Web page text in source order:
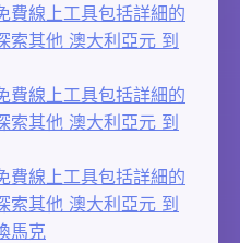
費線上工具包括詳細的
索其他 澳大利亞元 到
費線上工具包括詳細的
索其他 澳大利亞元 到
費線上工具包括詳細的
索其他 澳大利亞元 到
馬克